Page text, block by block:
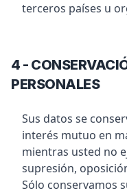
terceros países u
4 -
PERSONALES
Sus datos se
interés mutuo en
mientras usted no
supresión,
Sólo conservamos